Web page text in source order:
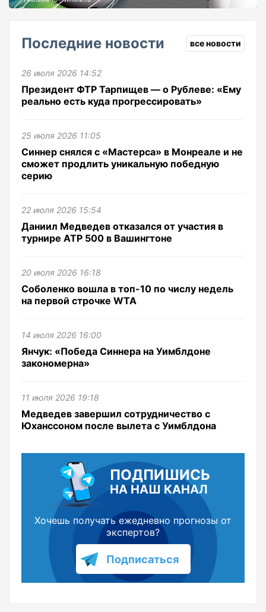
Последние новости все новости
26 июля 2026 14:52
Президент ФТР Тарпищев — о Рублеве: «Ему
реально есть куда прогрессировать»
25 июля 2026 11:05
Синнер снялся с «Мастерса» в Монреале и не
сможет продлить уникальную победную
серию
22 июля 2026 15:54
Даниил Медведев отказался от участия в
турнире ATP 500 в Вашингтоне
20 июля 2026 16:18
Соболенко вошла в топ-10 по числу недель
на первой строчке WTA
14 июля 2026 16:00
Янчук: «Победа Синнера на Уимблдоне
закономерна»
11 июля 2026 19:18
Медведев завершил сотрудничество с
Юханссоном после вылета с Уимблдона
ПОДПИШИСЬ
НА НАШ КАНАЛ
Хочешь получать ежедневно прогнозы от
экспертов?
Подписаться